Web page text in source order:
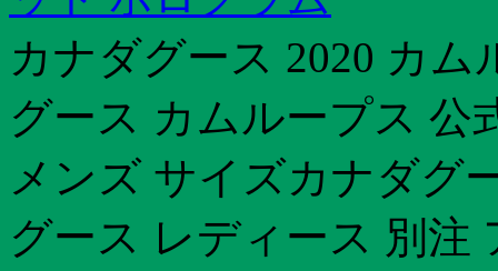
カナダグース 2020 カ
グース カムループス 公
メンズ サイズカナダグ
グース レディース 別注